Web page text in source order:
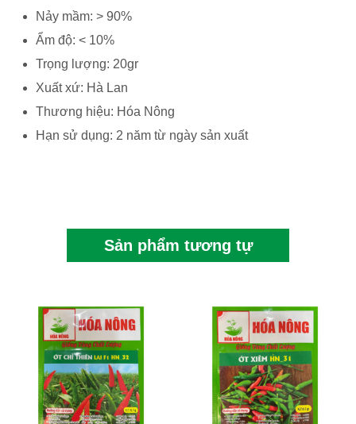
Nảy mầm: > 90%
Ẩm độ: < 10%
Trọng lượng: 20gr
Xuất xứ: Hà Lan
Thương hiệu: Hóa Nông
Hạn sử dụng: 2 năm từ ngày sản xuất
Sản phẩm tương tự